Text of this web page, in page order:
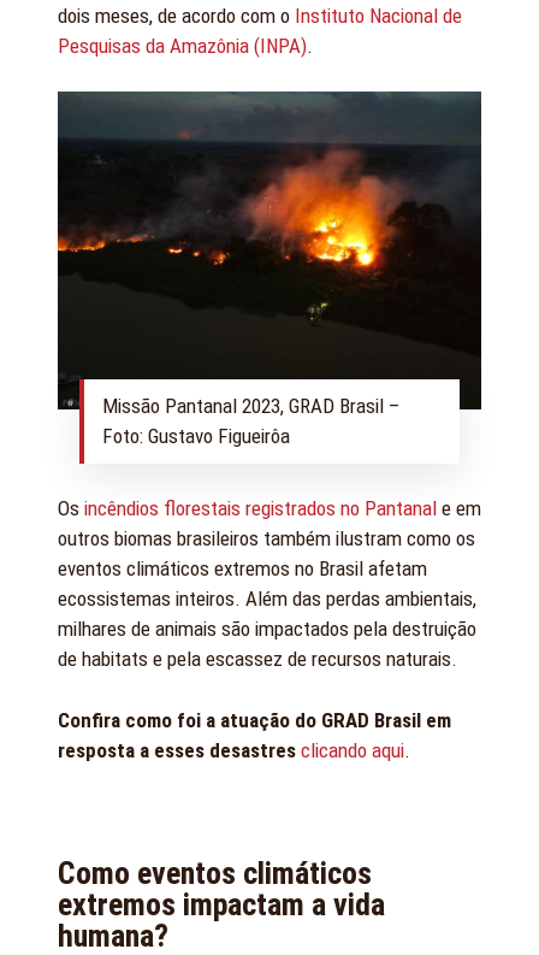
dois meses, de acordo com o Instituto Nacional de
Pesquisas da Amazônia (INPA).
Missão Pantanal 2023, GRAD Brasil –
Foto: Gustavo Figueirôa
Os incêndios florestais registrados no Pantanale em
outros biomas brasileiros também ilustram como os
eventos climáticos extremos no Brasil afetam
ecossistemas inteiros. Além das perdas ambientais,
milhares de animais são impactados pela destruição
de habitats e pela escassez de recursos naturais.
Confira como foi a atuação do GRAD Brasil em
resposta a esses desastres clicando aqui.
Como eventos climáticos
extremos impactam a vida
humana?